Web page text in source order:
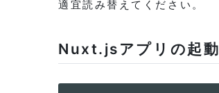
適宜読み替えてください。
Nuxt.jsアプリの起動